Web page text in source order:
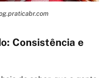
Consistência e